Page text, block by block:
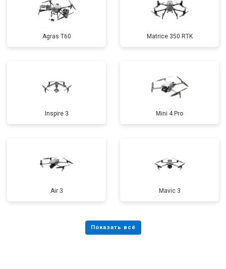
Agras T60 Matrice 350 RTK
Inspire 3 Mini 4 Pro
Air 3 Mavic 3